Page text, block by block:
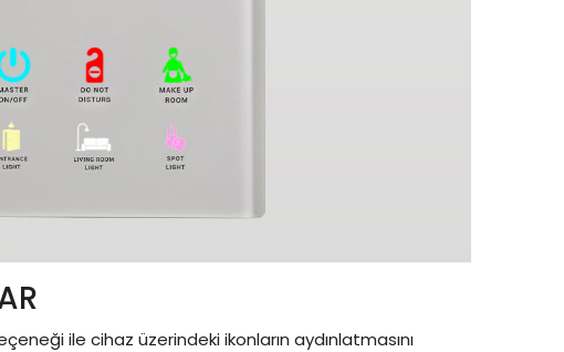
ile cihaz üzerindeki ikonların aydınlatmasını